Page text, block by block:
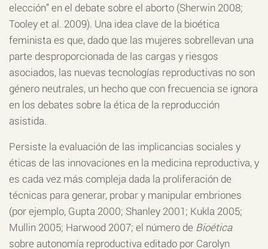
elección” en el debate sobre el aborto (Sherwin 2008;
Tooley et al. 2009). Una idea clave de la bioética
feminista es que, dado que las mujeres sobrellevan una
parte desproporcionada de las cargas y riesgos
asociados, las nuevas tecnologías reproductivas no son
género neutrales, un hecho que con frecuencia se ignora
en los debates sobre la ética de la reproducción
asistida.
Persiste la evaluación de las implicancias sociales y
éticas de las innovaciones en la medicina reproductiva, y
es cada vez más compleja dada la proliferación de
técnicas para generar, probar y manipular embriones
(por ejemplo, Gupta 2000; Shanley 2001; Kukla 2005;
Mullin 2005; Harwood 2007; el número de Bioética
sobre autonomía reproductiva editado por Carolyn